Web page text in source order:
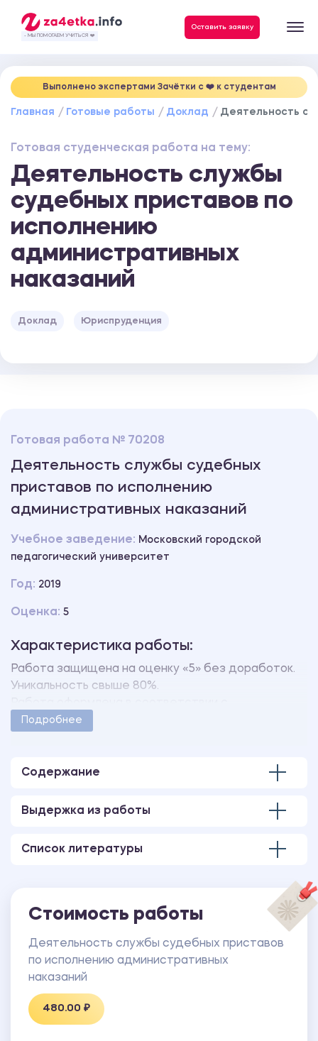
- МЫ ПОМОГАЕМ УЧИТЬСЯ ❤️
Оставить заявку
Выполнено экспертами Зачётки c ❤️ к студентам
Главная Готовые работы Доклад Деятельность
Готовая студенческая работа на тему:
Деятельность службы
судебных приставов по
исполнению
административных
наказаний
Доклад Юриспруденция
Готовая работа № 70208
Деятельность службы судебных
приставов по исполнению
административных наказаний
Учебное заведение: Московский городской
педагогический университет
Год: 2019
Оценка: 5
Характеристика работы:
Работа защищена на оценку «5» без доработок.
Уникальность свыше 80%.
методическими указаниями учебного заведения.
Подробнее
Содержание
Выдержка из работы
Список литературы
Стоимость работы
Деятельность службы судебных приставов
по исполнению административных
наказаний
480.00 ₽